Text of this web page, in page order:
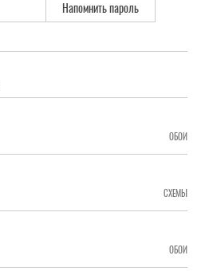
Напомнить пароль
ОБОИ
СХЕМЫ
ОБОИ